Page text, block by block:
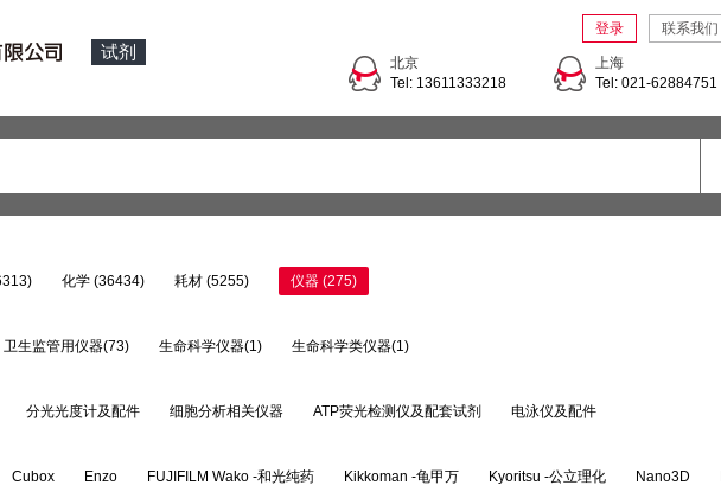
试剂
登录 联系我们
北京
Tel: 13611333218
上海
Tel: 021-62884751
化学 (36434) 耗材 (5255) 仪器 (275)
卫生监管用仪器(73) 生命科学仪器(1) 生命科学类仪器(1)
分光光度计及配件 细胞分析相关仪器 ATP荧光检测仪及配套试剂 电泳仪及配件
Cubox Enzo FUJIFILM Wako -和光纯药 Kikkoman -龟甲万 Kyoritsu -公立理化 Nano3D